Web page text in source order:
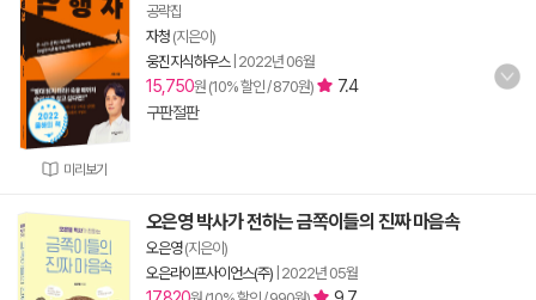
미리보기
공략집
자청 (지은이)
웅진지식하우스| 2022년 06월
15,750원 (10% 할인 / 870원)
7.4
구판절판
오은영 박사가 전하는 금쪽이들의 진짜 마음속
오은영(지은이)
오은라이프사이언스(주) 2022년 05월